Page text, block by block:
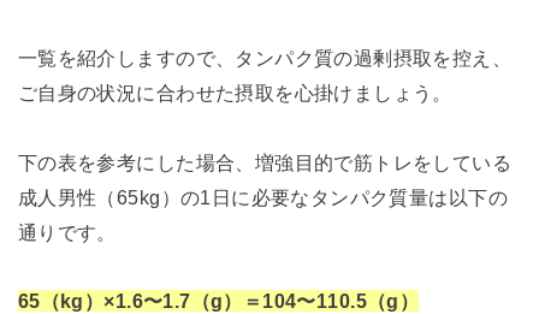
一覧を紹介しますので、タンパク質の過剰摂取を控え、
ご自身の状況に合わせた摂取を心掛けましょう。
下の表を参考にした場合、増強目的で筋トレをしている
成人男性（65kg）の1日に必要なタンパク質量は以下の
通りです。
65（kg）×1.6〜1.7（g）＝104〜110.5（g）